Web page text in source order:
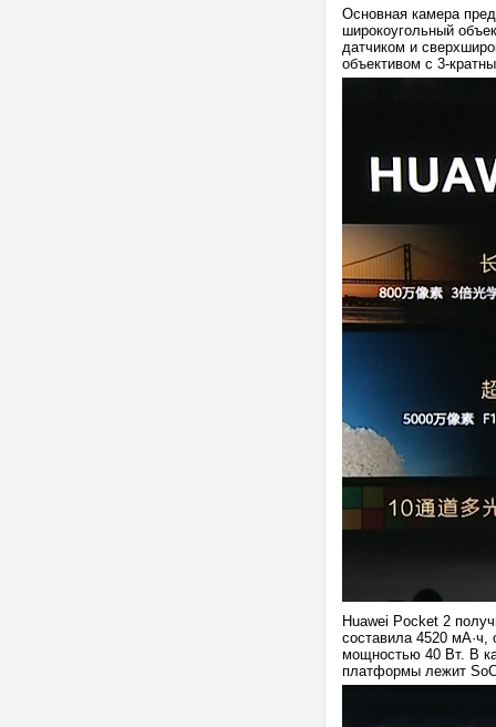
Основная камера
широкоугольный
датчиком и
объективом с 3-
Huawei Pocket 2
составила 4520
мощностью 40 Вт. В
платформы лежит